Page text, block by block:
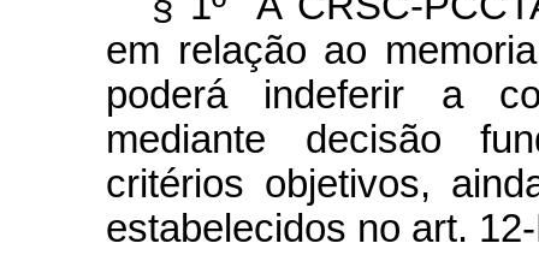
em relação ao
poderá indeferir a
mediante decisão
critérios objetivos,
estabelecidos no art.